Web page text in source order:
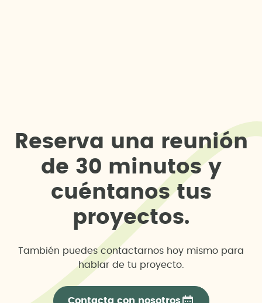
Reserva una reunión
d e 30 minutos y
cuéntanos tus
proyectos.
También puedes contactarnos hoy mismo para
hablar de tu proyecto.
Contacta con nosotros